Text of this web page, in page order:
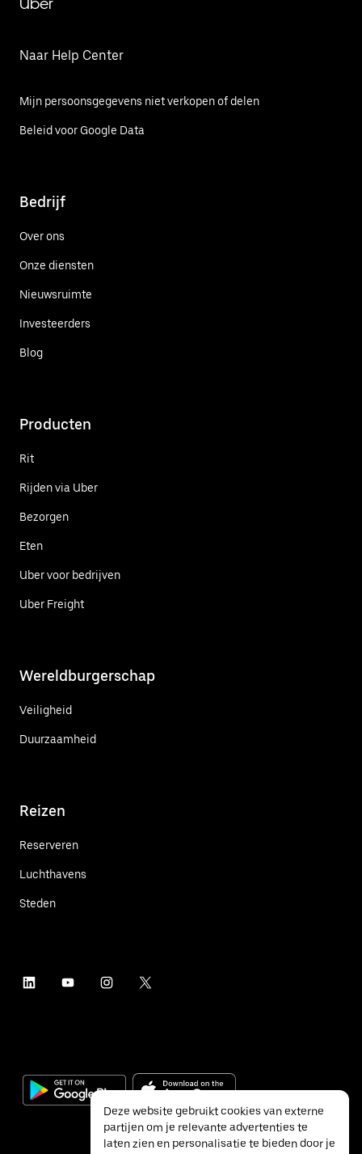
Naar Help Center
Mijn persoonsgegevens niet verkopen of delen
Beleid voor Google Data
Bedrijf
Over ons
Onze diensten
Nieuwsruimte
Investeerders
Blog
Producten
Rit
Rijden via Uber
Bezorgen
Eten
Uber voor bedrijven
Uber Freight
Wereldburgerschap
Veiligheid
Duurzaamheid
Reizen
Reserveren
Luchthavens
Steden
Deze website gebruikt cookies van externe
partijen om je relevante advertenties te
laten zien en personalisatie te bieden door je